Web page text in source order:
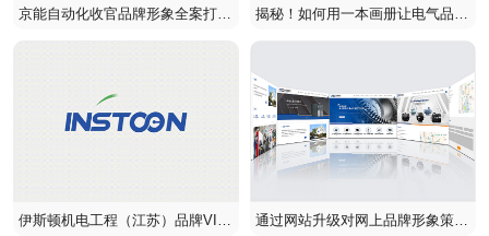
京能自动化收官品牌形象全案打
揭秘！如何用一本画册让电气品牌
脱颖而出？久立电气案例全解析
伊斯顿机电工程（江苏）品牌VIS
通过网站升级对网上品牌形象策划